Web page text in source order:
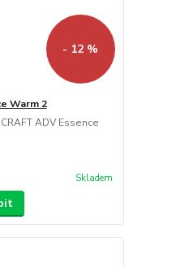
- 12 %
Warm 2
ADV Essence
Skladem